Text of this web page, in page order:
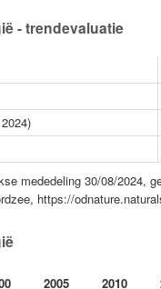
- trendevaluatie
mededeling 30/08/2024,
https://
2005 2010